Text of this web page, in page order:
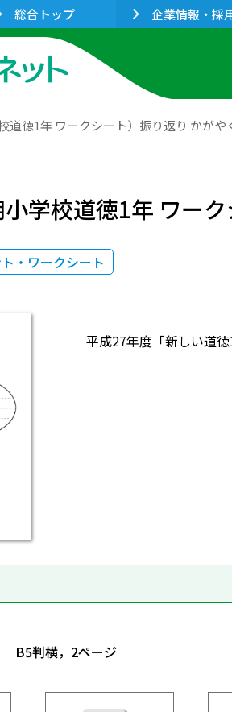
総合トップ 企業情報・採
校道徳1年 ワークシート）振り返り かが
小学校道徳1年 ワ
・ワークシート
平成27年度「新しい道
B5判横，2ページ